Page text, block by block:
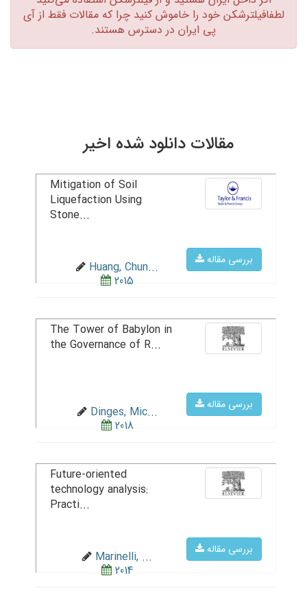
لطفافیلترشکن خود را خاموش کنید چرا که مقالات فقط از آی
پی ایران در دسترس هستند.‏
مقالات دانلود شده اخیر
بررسی مقاله
Mitigation of Soil
Liquefaction Using
Stone...
Huang, Chun...
2015
بررسی مقاله
The Tower of Babylon in
the Governance of R...
Dinges, Mic...
2018
بررسی مقاله
Future-oriented
technology analysis:
Practi...
Marinelli, ...
2014